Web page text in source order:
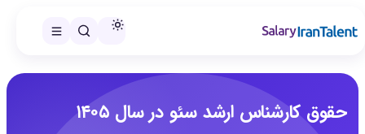
حقوق کارشناس ارشد سئو در سال ۱۴۰۵